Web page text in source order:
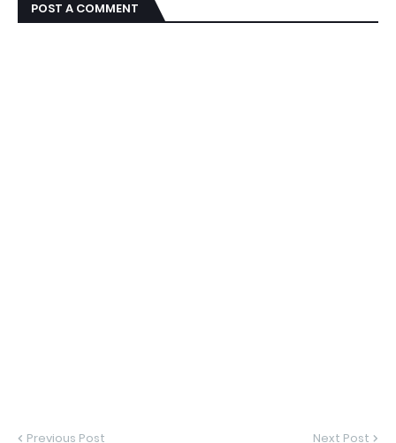
POST A COMMENT
Previous Post Next Post